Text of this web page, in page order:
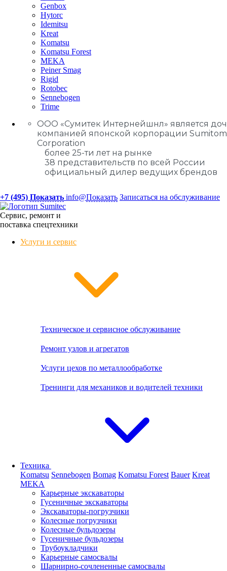
Genbox
Hytorc
Idemitsu
Kreat
Komatsu
Komatsu Forest
MEKA
Peiner Smag
Rigid
Rotobec
Sennebogen
Trime
ООО «Сумитек Интернейшнл» является
компанией японской корпорации
Corporation
более 25-ти лет на рынке
38 представительств по всей России
официальный дилер ведущих брендов
+7 (495) Показать info@Показать Записаться на обслуживание
Сервис, ремонт и
поставка спецтехники
Услуги и сервис
Техническое и сервисное обслуживание
Ремонт узлов и агрегатов
Услуги цехов по металлообработке
Тренинги для механиков и водителей техники
Техника
Komatsu Sennebogen Bomag Komatsu Forest Bauer Kreat
MEKA
Карьерные экскаваторы
Гусеничные экскаваторы
Экскаваторы-погрузчики
Колесные погрузчики
Колесные бульдозеры
Гусеничные бульдозеры
Трубоукладчики
Карьерные самосвалы
Шарнирно-сочлененные cамосвалы